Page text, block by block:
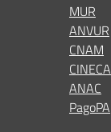
MUR
ANVUR
CNAM
CINECA
ANAC
PagoPA